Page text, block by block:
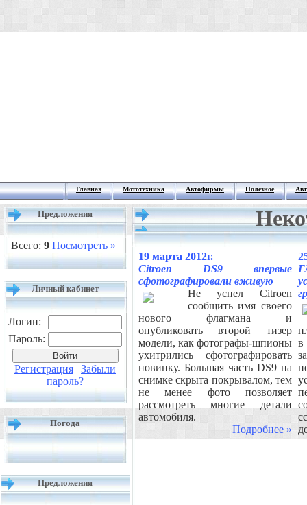
Главная Мототехника Автофирмы Полезное
Предложения
Всего: 9 Посмотреть »
Личный кабинет
Логин:
Пароль:
Регистрация | Забыли
пароль?
Погода
Предложения
19 марта 2012г.
Citroen DS9 впервые
сфотографировали вживую
Не успел Citroen
сообщить имя своего
нового флагмана и
опубликовать второй тизер
модели, как фотографы-шпионы
ухитрились сфотографировать
новинку. Большая часть DS9 на
снимке скрыта покрывалом, тем
не менее фото позволяет
рассмотреть многие детали
автомобиля.
Подробнее »